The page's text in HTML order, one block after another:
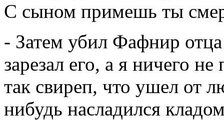
С сыном примешь ты
- Затем убил Фафнир отца
зарезал его, а я ничего
так свиреп, что ушел от
нибудь насладился